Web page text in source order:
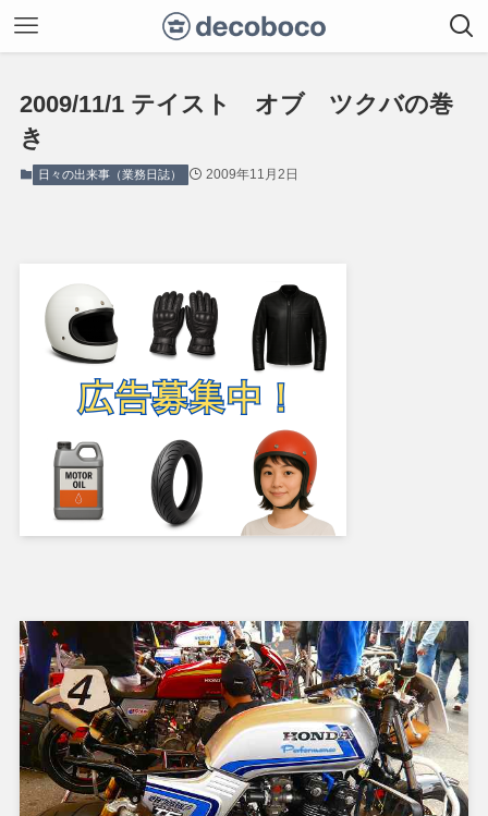
2009/11/1 テイスト オブ ツクバの巻
き
日々の出来事（業務日誌） 2009年11月2日